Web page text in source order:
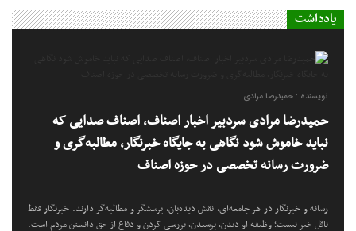
یادداشت
نویسنده : حمیدرضا مرادی
حمیدرضا مرادی سردبیر اخبار اصناف، اصناف صدایی که
نباید خاموش شود نگاهی به جایگاه خبرنگار، مطالبه‌گری و
ضرورت رسانه تخصصی در حوزه اصناف
رسانه و خبرنگار در هر جامعه‌ای، نقش دیده‌بان، پرسشگر و مطالبه‌گر دارند. خبرنگار فقط
ناقل خبر نیست؛ وظیفه او دیدن، پرسیدن، بررسی کردن و دفاع از حق دانستن مردم است.